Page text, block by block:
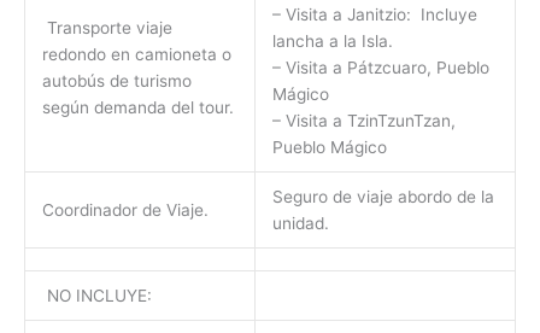
Transporte viaje
redondo en camioneta o
autobús de turismo
según demanda del tour.
– Visita a Janitzio: Incluye
lancha a la Isla.
– Visita a Pátzcuaro, Pueblo
Mágico
– Visita a TzinTzunTzan,
Pueblo Mágico
Coordinador de Viaje.
Seguro de viaje abordo de la
unidad.
NO INCLUYE: